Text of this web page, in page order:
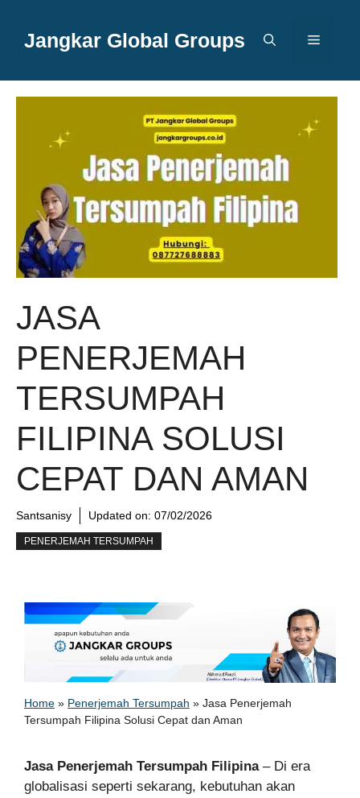
Jangkar Global Groups Menu
JASA
PENERJEMAH
TERSUMPAH
FILIPINA SOLUSI
CEPAT DAN AMAN
Santsanisy Updated on: 07/02/2026
PENERJEMAH TERSUMPAH
Home » Penerjemah Tersumpah » Jasa Penerjemah
Tersumpah Filipina Solusi Cepat dan Aman
Jasa Penerjemah Tersumpah Filipina– Di era
globalisasi seperti sekarang, kebutuhan akan